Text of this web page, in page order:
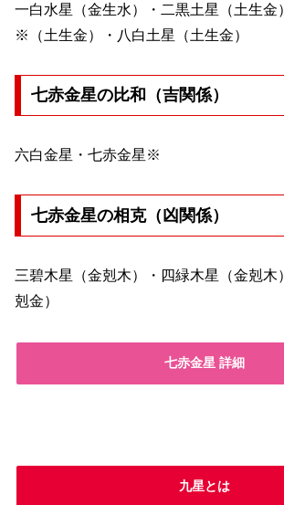
一白水星（金生水）・二黒土星（土生金
※（土生金）・八白土星（土生金）
七赤金星の比和（吉関係）
六白金星・七赤金星※
七赤金星の相克（凶関係）
三碧木星（金剋木）・四緑木星（金剋木
剋金）
七赤金星 詳細
九星とは